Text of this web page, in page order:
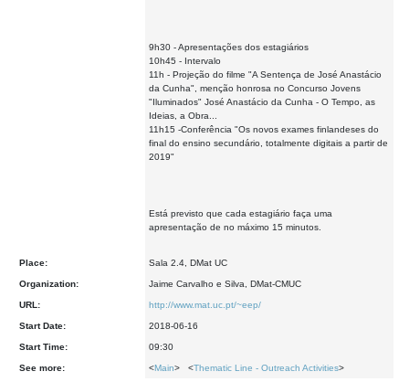
9h30 - Apresentações dos estagiários
10h45 - Intervalo
11h - Projeção do filme "A Sentença de José Anastácio
da Cunha", menção honrosa no Concurso Jovens
"Iluminados" José Anastácio da Cunha - O Tempo, as
Ideias, a Obra...
11h15 -Conferência "Os novos exames finlandeses do
final do ensino secundário, totalmente digitais a partir de
2019"
Está previsto que cada estagiário faça uma
apresentação de no máximo 15 minutos.
Place: Sala 2.4, DMat UC
Organization: Jaime Carvalho e Silva, DMat-CMUC
URL: http://www.mat.uc.pt/~eep/
Start Date: 2018-06-16
Start Time: 09:30
See more: <Main> <Thematic Line - Outreach Activities>